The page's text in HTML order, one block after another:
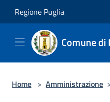
Regione Puglia
Comune
Home > Amministrazione